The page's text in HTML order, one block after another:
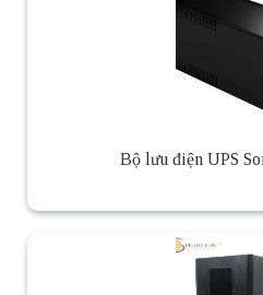
Bộ lưu điện UPS